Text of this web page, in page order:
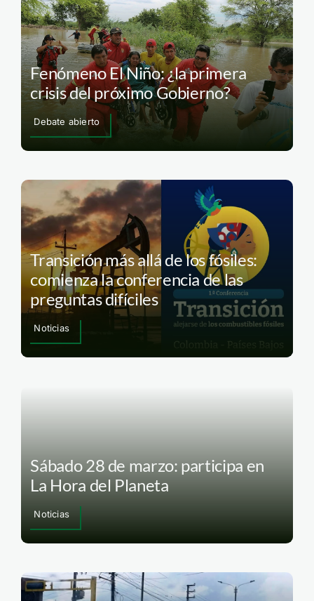
Fenómeno El Niño: ¿la primera
crisis del próximo Gobierno?
Debate abierto
Transición más allá de los fósiles:
comienza la conferencia de las
preguntas difíciles
Noticias
Sábado 28 de marzo: participa en
La Hora del Planeta
Noticias